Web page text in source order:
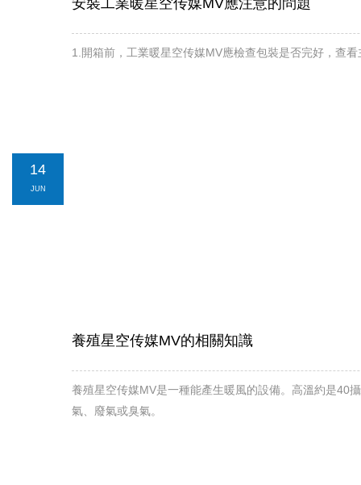
安裝工業暖星空传媒MV應注意的問題
1.開箱前，工業暖星空传媒MV應檢查包裝是否完好，查
14
JUN
養殖星空传媒MV的相關知識
養殖星空传媒MV是一種能產生暖風的設備。高溫約是40攝
氣、廢氣或臭氣。